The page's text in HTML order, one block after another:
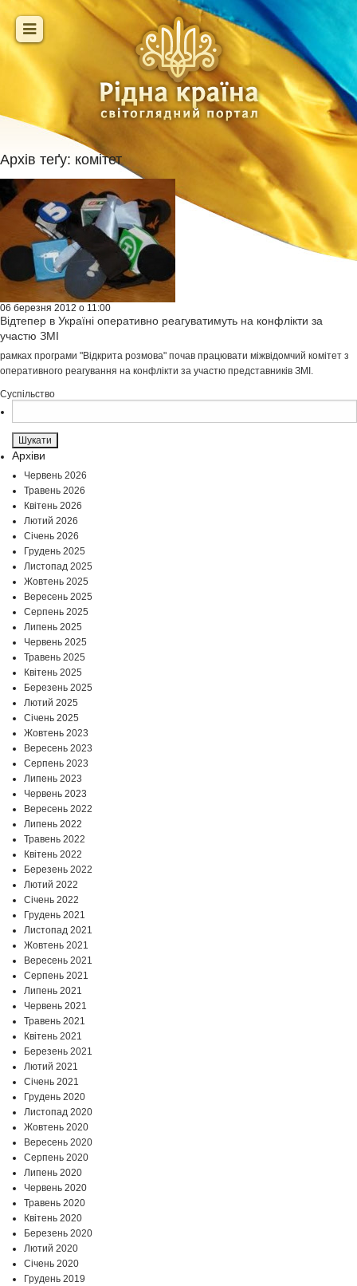
Архів теґу: комітет
06 березня 2012 о 11:00
Відтепер в Україні оперативно реагуватимуть на конфлікти за
участю ЗМІ
рамках програми "Відкрита розмова" почав працювати міжвідомчий комітет з
оперативного реагування на конфлікти за участю представників ЗМІ.
Суспільство
Архіви
Червень 2026
Травень 2026
Квітень 2026
Лютий 2026
Січень 2026
Грудень 2025
Листопад 2025
Жовтень 2025
Вересень 2025
Серпень 2025
Липень 2025
Червень 2025
Травень 2025
Квітень 2025
Березень 2025
Лютий 2025
Січень 2025
Жовтень 2023
Вересень 2023
Серпень 2023
Липень 2023
Червень 2023
Вересень 2022
Липень 2022
Травень 2022
Квітень 2022
Березень 2022
Лютий 2022
Січень 2022
Грудень 2021
Листопад 2021
Жовтень 2021
Вересень 2021
Серпень 2021
Липень 2021
Червень 2021
Травень 2021
Квітень 2021
Березень 2021
Лютий 2021
Січень 2021
Грудень 2020
Листопад 2020
Жовтень 2020
Вересень 2020
Серпень 2020
Липень 2020
Червень 2020
Травень 2020
Квітень 2020
Березень 2020
Лютий 2020
Січень 2020
Грудень 2019